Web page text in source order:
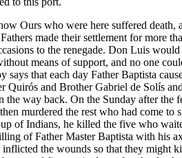
Ours who were here suffered
made their settlement for more
to the renegade. Don Luis
means of support, and no one
says that each day Father Baptista
Quirós and Brother Gabriel de Solís
the way back. On the Sunday after
murdered the rest who had come
of Indians, he killed the five who
of Father Master Baptista with his
inflicted the wounds so that they